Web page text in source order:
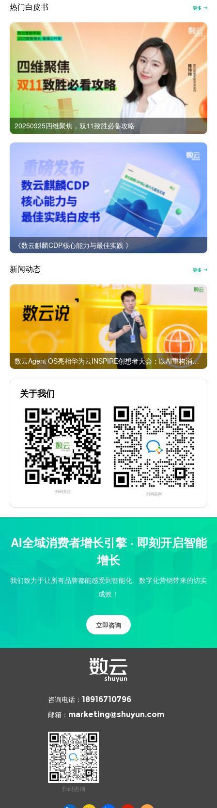
热门白皮书 更多
20250925四维聚焦，双11致胜必备攻略
《数云麒麟CDP核心能力与最佳实践 》
新闻动态 更多
数云Agent OS亮相华为云INSPIRE创想者大会：以AI重构消费者运营与零售营销新范式
关于我们
扫码关注 扫码咨询
AI全域消费者增长引擎 · 即刻开启智能
增长
我们致力于让所有品牌都能感受到智能化、数字化营销带来的切实
成效！
立即咨询
咨询电话： 18916710796
邮箱： marketing@shuyun.com
扫码咨询